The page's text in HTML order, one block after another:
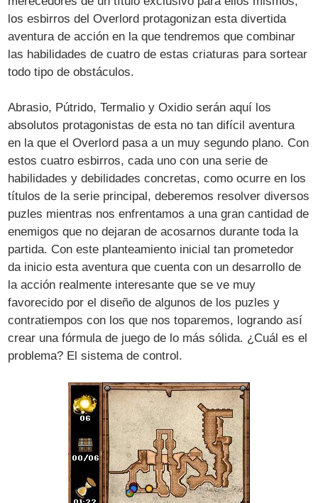
los esbirros del Overlord protagonizan esta divertida
aventura de acción en la que tendremos que combinar
las habilidades de cuatro de estas criaturas para sortear
todo tipo de obstáculos.
Abrasio, Pútrido, Termalio y Oxidio serán aquí los
absolutos protagonistas de esta no tan difícil aventura
en la que el Overlord pasa a un muy segundo plano. Con
estos cuatro esbirros, cada uno con una serie de
habilidades y debilidades concretas, como ocurre en los
títulos de la serie principal, deberemos resolver diversos
puzles mientras nos enfrentamos a una gran cantidad de
enemigos que no dejaran de acosarnos durante toda la
partida. Con este planteamiento inicial tan prometedor
da inicio esta aventura que cuenta con un desarrollo de
la acción realmente interesante que se ve muy
favorecido por el diseño de algunos de los puzles y
contratiempos con los que nos toparemos, logrando así
crear una fórmula de juego de lo más sólida. ¿Cuál es el
problema? El sistema de control.